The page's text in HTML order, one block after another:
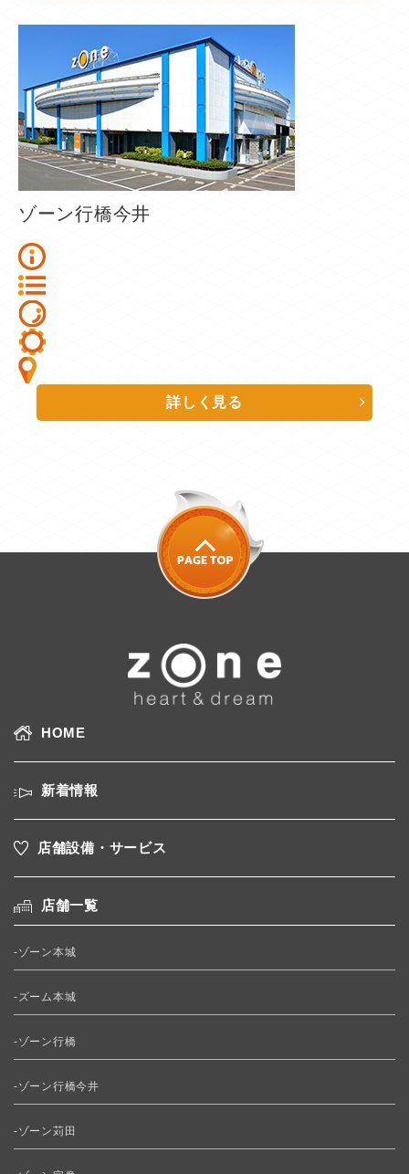
ゾーン行橋今井
詳しく見る
HOME
新着情報
店舗設備・サービス
店舗一覧
-ゾーン本城
-ズーム本城
-ゾーン行橋
-ゾーン行橋今井
-ゾーン苅田